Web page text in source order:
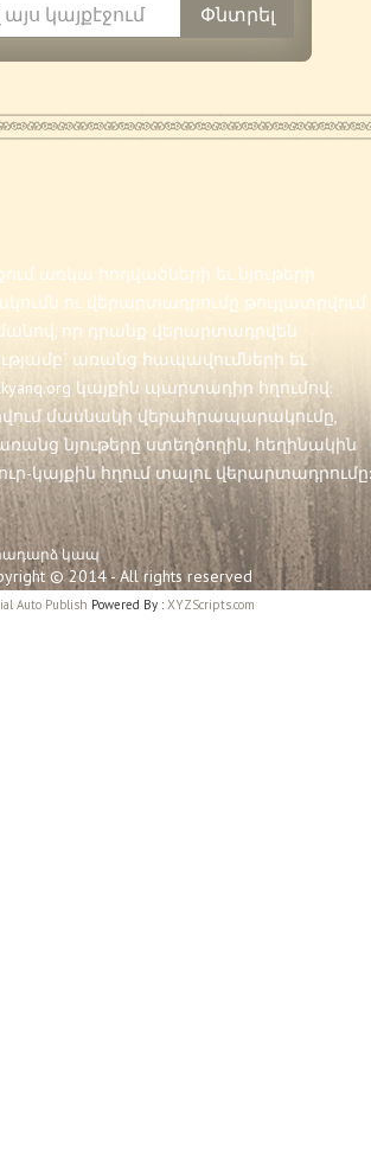
առկա հոդվածների եւ նյութերի
ու վերարտադրումը թույլատրվում
որ դրանք վերարտադրվեն
առանց հապավումների եւ
կայքին պարտադիր հղումով:
մասնակի վերահրապարակումը,
նյութերը ստեղծողին, հեղինակին
կայքին հղում տալու վերարտադրումը:
կապ
© 2014 - All rights reserved
Auto Publish Powered By :XYZScripts.com